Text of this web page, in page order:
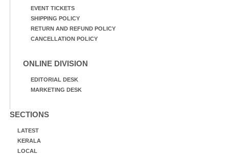
EVENT TICKETS
SHIPPING POLICY
RETURN AND REFUND POLICY
CANCELLATION POLICY
ONLINE DIVISION
EDITORIAL DESK
MARKETING DESK
SECTIONS
LATEST
KERALA
LOCAL